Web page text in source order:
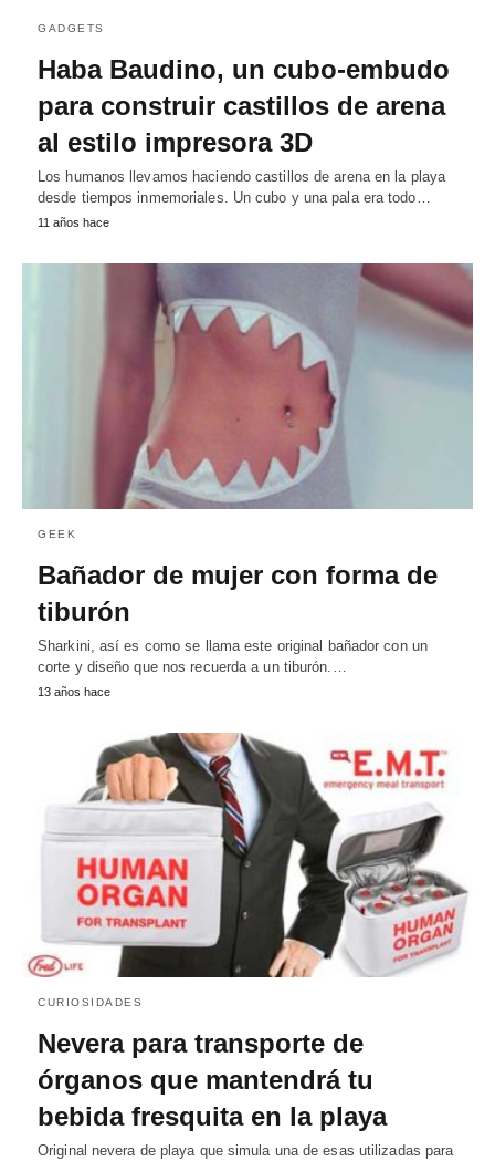
GADGETS
Haba Baudino, un cubo-embudo
para construir castillos de arena
al estilo impresora 3D
Los humanos llevamos haciendo castillos de arena en la playa
desde tiempos inmemoriales. Un cubo y una pala era todo…
11 años hace
GEEK
Bañador de mujer con forma de
tiburón
Sharkini, así es como se llama este original bañador con un
corte y diseño que nos recuerda a un tiburón.…
13 años hace
CURIOSIDADES
Nevera para transporte de
órganos que mantendrá tu
bebida fresquita en la playa
Original nevera de playa que simula una de esas utilizadas para